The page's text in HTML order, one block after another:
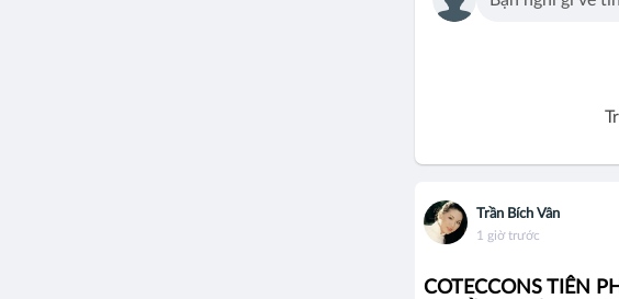
Trần Bích Vân
1 giờ trước
COTECCONS TIÊN